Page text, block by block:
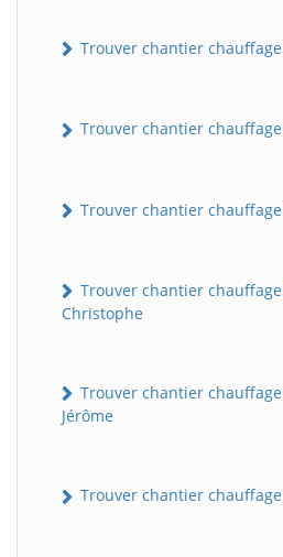
Trouver chantier
Trouver chantier
Trouver chantier
Trouver chantier
Christophe
Trouver chantier
Jérôme
Trouver chantier chauffage